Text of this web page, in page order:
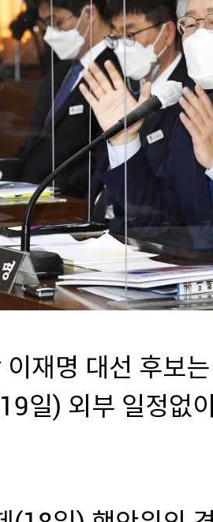
이재명 대선 후보
일) 외부 일정없